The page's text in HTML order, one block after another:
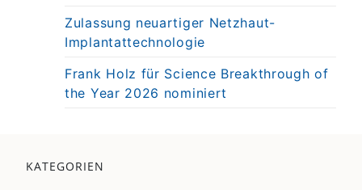
Zulassung neuartiger Netzhaut-
Implantattechnologie
Frank Holz für Science Breakthrough of
the Year 2026 nominiert
KATEGORIEN